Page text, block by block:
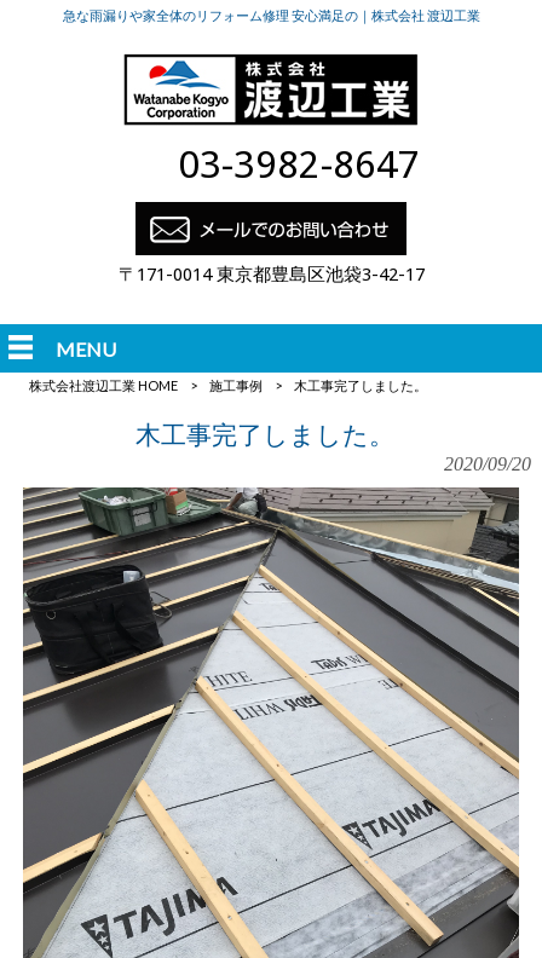
急な雨漏りや家全体のリフォーム修理 安心満足の｜株式会社 渡辺工業
03-3982-8647
〒171-0014 東京都豊島区池袋3-42-17
MENU
株式会社渡辺工業 HOME > 施工事例 > 木工事完了しました。
木工事完了しました。
2020/09/20